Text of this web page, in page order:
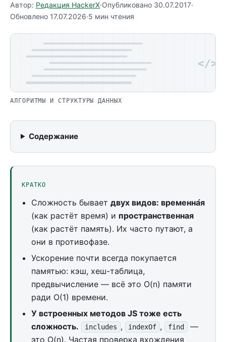
Автор: Редакция HackerX·Опубликовано 30.07.2017·
Обновлено 17.07.2026·5 мин чтения
</>
АЛГОРИТМЫ И СТРУКТУРЫ ДАННЫХ
Содержание
КРАТКО
Сложность бываетдвух видов: временна́я
(как растёт время) и пространственная
(как растёт память). Их часто путают, а
они в противофазе.
Ускорение почти всегда покупается
памятью: кэш, хеш-таблица,
предвычисление — всё это O(n) памяти
ради O(1) времени.
У встроенных методов JS тоже есть
сложность.
includes , indexOf , find
—
это O(n). Частая проверка вхождения